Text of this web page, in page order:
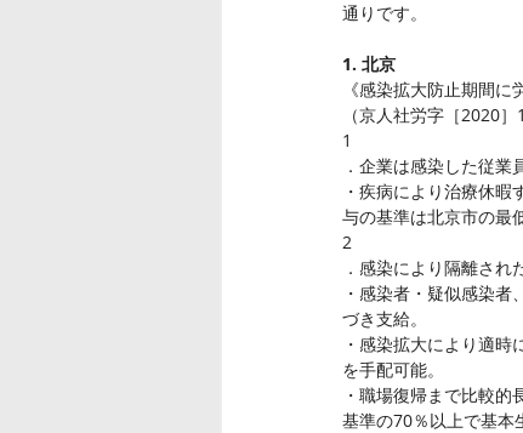
通りです。
1. 北京
《感染拡大防止期間
（京人社労字［2020
1
．企業は感染した従業
・疾病により治療休
与の基準は北京市の最
2
．感染により隔離さ
・感染者・疑似感染
づき支給。
・感染拡大により適
を手配可能。
・職場復帰まで比較
基準の70％以上で基本